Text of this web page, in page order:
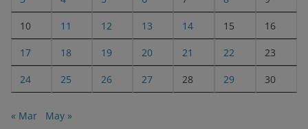
10 11 12 13 14 15 16
17 18 19 20 21 22 23
24 25 26 27 28 29 30
« Mar May »